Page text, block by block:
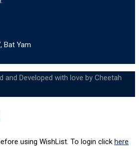
Bat Yam
and Developed with love by Cheetah
using WishList. To login click here